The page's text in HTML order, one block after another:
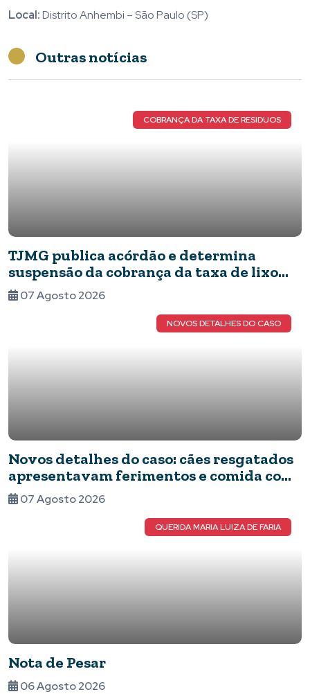
Local:Distrito Anhembi – São Paulo (SP)
Outras notícias
COBRANÇA DA TAXA DE RESIDUOS
TJMG publica acórdão e determina
suspensão da cobrança da taxa de lixo
em Piumhi
07 Agosto 2026
NOVOS DETALHES DO CASO
Novos detalhes do caso: cães resgatados
apresentavam ferimentos e comida com
barata
07 Agosto 2026
QUERIDA MARIA LUIZA DE FARIA
Nota de Pesar
06 Agosto 2026